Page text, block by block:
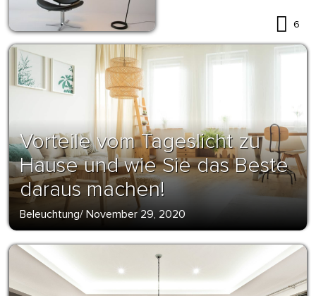
6
Vorteile vom Tageslicht zu
Hause und wie Sie das Beste
daraus machen!
Beleuchtung/ November 29, 2020